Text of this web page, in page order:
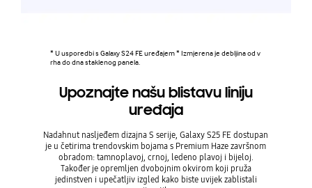
rha do dna staklenog panela.
Upoznajte našu blistavu liniju
uređaja
je u četirima trendovskim bojama s Premium Haze završnom
obradom: tamnoplavoj, crnoj, ledeno plavoj i bijeloj.
Također je opremljen dvobojnim okvirom koji pruža
jedinstven i upečatljiv izgled kako biste uvijek zablistali
svojim stilom.